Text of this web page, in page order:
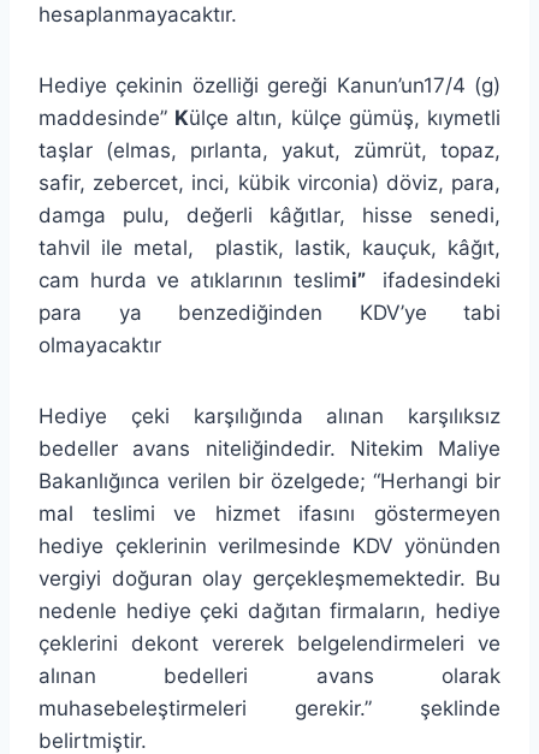
hesaplanmayacaktır.
Hediye çekinin özelliği gereği Kanun’un17/4 (g)
maddesinde” Külçe altın, külçe gümüş, kıymetli
taşlar (elmas, pırlanta, yakut, zümrüt, topaz,
safir, zebercet, inci, kübik virconia) döviz, para,
damga pulu, değerli kâğıtlar, hisse senedi,
tahvil ile metal, plastik, lastik, kauçuk, kâğıt,
cam hurda ve atıklarının teslimi”
ifadesindeki
para ya benzediğinden KDV’ye tabi
olmayacaktır
Hediye çeki karşılığında alınan karşılıksız
bedeller avans niteliğindedir. Nitekim Maliye
Bakanlığınca verilen bir özelgede; “Herhangi bir
mal teslimi ve hizmet ifasını göstermeyen
hediye çeklerinin verilmesinde KDV yönünden
vergiyi doğuran olay gerçekleşmemektedir. Bu
nedenle hediye çeki dağıtan firmaların, hediye
çeklerini dekont vererek belgelendirmeleri ve
alınan bedelleri avans olarak
muhasebeleştirmeleri gerekir.” şeklinde
belirtmiştir.